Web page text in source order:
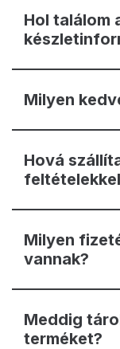
Hol találom
Milyen
Hová
Milyen
vannak?
Meddig
terméket?